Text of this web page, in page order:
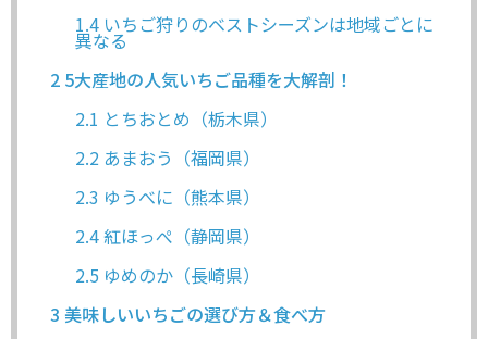
1.4いちご狩りのベストシーズンは地域ごとに
異なる
2 5大産地の人気いちご品種を大解剖！
2.1 とちおとめ（栃木県）
2.2あまおう（福岡県）
2.3 ゆうべに（熊本県）
2.4紅ほっぺ（静岡県）
2.5 ゆめのか（長崎県）
3 美味しいいちごの選び方＆食べ方